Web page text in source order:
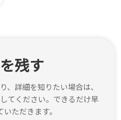
残す
、詳細を知りたい場合は、
てください。できるだけ早
いただきます。